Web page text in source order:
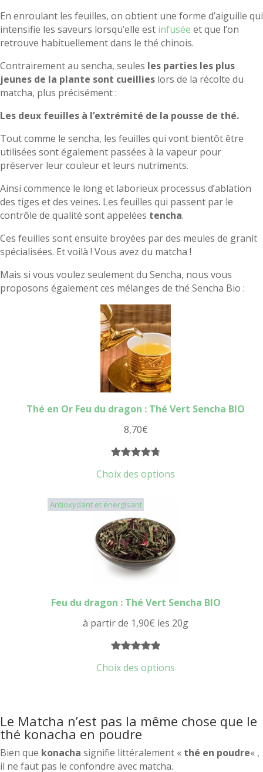
En enroulant les feuilles, on obtient une forme d’aiguille qui
intensifie les saveurs lorsqu’elle est infusée et que l’on
retrouve habituellement dans le thé chinois.
Contrairement au sencha, seules les parties les plus
jeunes de la plante sont cueillies lors de la récolte du
matcha, plus précisément :
Les deux feuilles à l’extrémité de la pousse de thé.
Tout comme le sencha, les feuilles qui vont bientôt être
utilisées sont également passées à la vapeur pour
préserver leur couleur et leurs nutriments.
Ainsi commence le long et laborieux processus d’ablation
des tiges et des veines. Les feuilles qui passent par le
contrôle de qualité sont appelées tencha.
Ces feuilles sont ensuite broyées par des meules de granit
spécialisées. Et voilà ! Vous avez du matcha !
Mais si vous voulez seulement du Sencha, nous vous
proposons également ces mélanges de thé Sencha Bio :
Thé en Or Feu du dragon : Thé Vert Sencha BIO
8,70€
sur 5
notations
client
Choix des options
Antioxydant et énergisant
Feu du dragon : Thé Vert Sencha BIO
à partir de 1,90€ les 20g
sur 5
client
Choix des options
Le Matcha n’est pas la même chose que le
thé konacha en poudre
Bien que konacha signifie littéralement « thé en poudre« ,
il ne faut pas le confondre avec matcha.